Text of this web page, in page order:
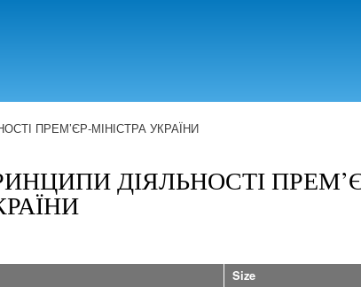
ПРЕМ’ЄР-МІНІСТРА УКРАЇНИ
ДІЯЛЬНОСТІ
Size